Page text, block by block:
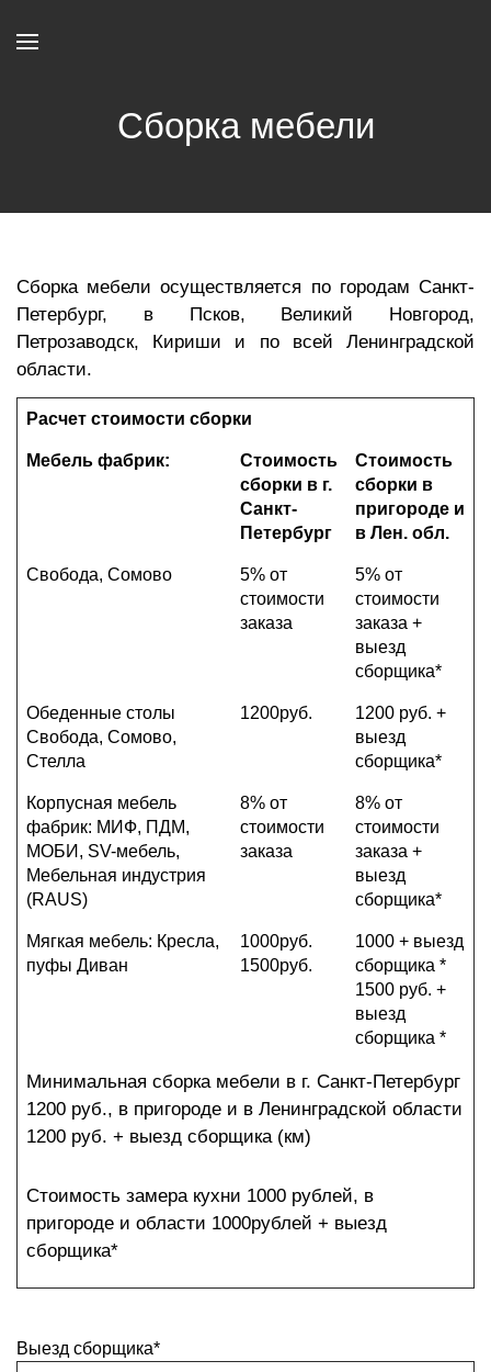
Сборка мебели
Сборка мебели осуществляется по городам Санкт-
Петербург, в Псков, Великий Новгород,
Петрозаводск, Кириши и по всей Ленинградской
области.
Расчет стоимости сборки
Мебель фабрик:
Стоимость
сборки в г.
Санкт-
Петербург
Стоимость
сборки в
пригороде и
в Лен. обл.
Свобода, Сомово
5% от
стоимости
заказа
5% от
стоимости
заказа +
выезд
сборщика*
Обеденные столы
Свобода, Сомово,
Стелла
1200руб.
1200 руб. +
выезд
сборщика*
Корпусная мебель
фабрик: МИФ, ПДМ,
МОБИ, SV-мебель,
Мебельная индустрия
(RAUS)
8% от
стоимости
заказа
8% от
стоимости
заказа +
выезд
сборщика*
Мягкая мебель: Кресла,
пуфы Диван
1000руб.
1500руб.
1000 + выезд
сборщика *
1500 руб. +
выезд
сборщика *
Минимальная сборка мебели в г. Санкт-Петербург
1200 руб., в пригороде и в Ленинградской области
1200 руб. + выезд сборщика (км)
Стоимость замера кухни 1000 рублей, в
пригороде и области 1000рублей + выезд
сборщика*
Выезд сборщика*